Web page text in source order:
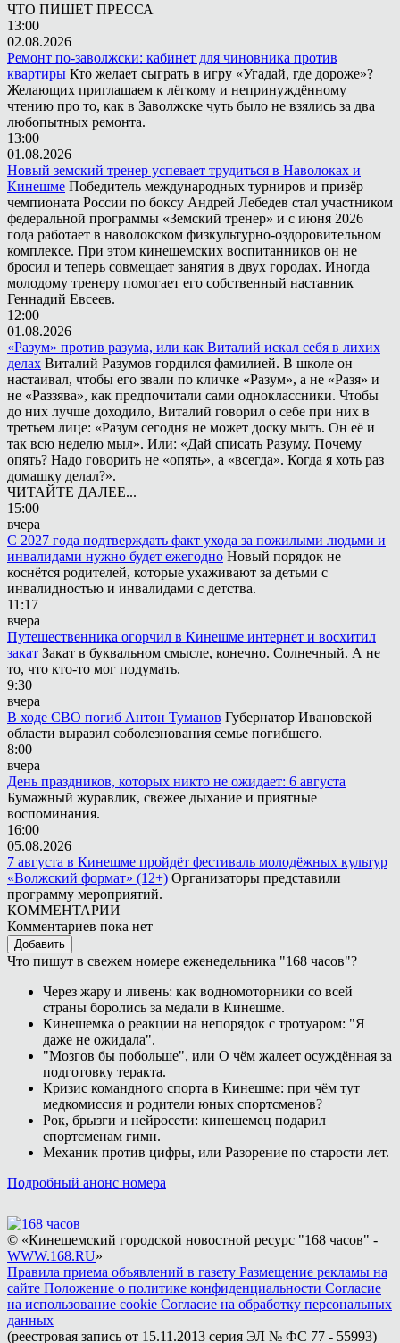
ЧТО ПИШЕТ ПРЕССА
13:00
02.08.2026
Ремонт по-заволжски: кабинет для чиновника против
квартиры Кто желает сыграть в игру «Угадай, где дороже»?
Желающих приглашаем к лёгкому и непринуждённому
чтению про то, как в Заволжске чуть было не взялись за два
любопытных ремонта.
13:00
01.08.2026
Новый земский тренер успевает трудиться в Наволоках и
Кинешме Победитель международных турниров и призёр
чемпионата России по боксу Андрей Лебедев стал участником
федеральной программы «Земский тренер» и с июня 2026
года работает в наволокском физкультурно-оздоровительном
комплексе. При этом кинешемских воспитанников он не
бросил и теперь совмещает занятия в двух городах. Иногда
молодому тренеру помогает его собственный наставник
Геннадий Евсеев.
12:00
01.08.2026
«Разум» против разума, или как Виталий искал себя в лихих
делах Виталий Разумов гордился фамилией. В школе он
настаивал, чтобы его звали по кличке «Разум», а не «Разя» и
не «Раззява», как предпочитали сами одноклассники. Чтобы
до них лучше доходило, Виталий говорил о себе при них в
третьем лице: «Разум сегодня не может доску мыть. Он её и
так всю неделю мыл». Или: «Дай списать Разуму. Почему
опять? Надо говорить не «опять», а «всегда». Когда я хоть раз
домашку делал?».
ЧИТАЙТЕ ДАЛЕЕ...
15:00
вчера
С 2027 года подтверждать факт ухода за пожилыми людьми и
инвалидами нужно будет ежегодно Новый порядок не
коснётся родителей, которые ухаживают за детьми с
инвалидностью и инвалидами с детства.
11:17
вчера
Путешественника огорчил в Кинешме интернет и восхитил
закат Закат в буквальном смысле, конечно. Солнечный. А не
то, что кто-то мог подумать.
9:30
вчера
В ходе СВО погиб Антон Туманов Губернатор Ивановской
области выразил соболезнования семье погибшего.
8:00
вчера
День праздников, которых никто не ожидает: 6 августа
Бумажный журавлик, свежее дыхание и приятные
воспоминания.
16:00
05.08.2026
7 августа в Кинешме пройдёт фестиваль молодёжных культур
«Волжский формат» (12+) Организаторы представили
программу мероприятий.
КОММЕНТАРИИ
Комментариев пока нет
Добавить
Что пишут в свежем номере еженедельника "168 часов"?
Через жару и ливень: как водномоторники со всей
страны боролись за медали в Кинешме.
Кинешемка о реакции на непорядок с тротуаром: "Я
даже не ожидала".
"Мозгов бы побольше", или О чём жалеет осуждённая за
подготовку теракта.
Кризис командного спорта в Кинешме: при чём тут
медкомиссия и родители юных спортсменов?
Рок, брызги и нейросети: кинешемец подарил
спортсменам гимн.
Механик против цифры, или Разорение по старости лет.
Подробный анонс номера
© «Кинешемский городской новостной ресурс "168 часов" -
WWW.168.RU»
Правила приема объявлений в газету Размещение рекламы на
сайте Положение о политике конфиденциальности Согласие
на использование cookie Согласие на обработку персональных
данных
(реестровая запись от 15.11.2013 серия ЭЛ № ФС 77 - 55993)